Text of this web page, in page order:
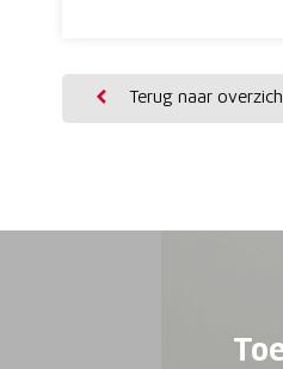
Terug naar